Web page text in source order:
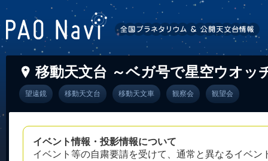
移動天文台 ～ベガ号で星空ウオ
望遠鏡 移動天文台 移動天文車 観察会 観望会
イベント情報・投影情報について
イベント等の自粛要請を受けて、通常と異なるイベ